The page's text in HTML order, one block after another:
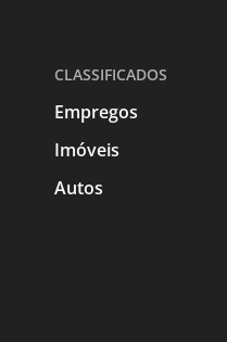
CLASSIFICADOS
Empregos
Imóveis
Autos